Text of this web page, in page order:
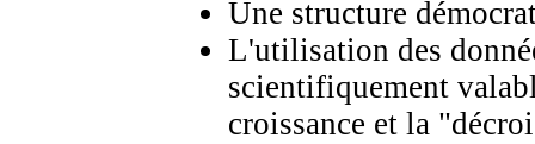
Une structure
L'utilisation des
scientifiquement
croissance et la